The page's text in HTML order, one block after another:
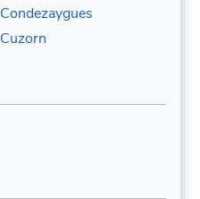
Condezaygues
Cuzorn